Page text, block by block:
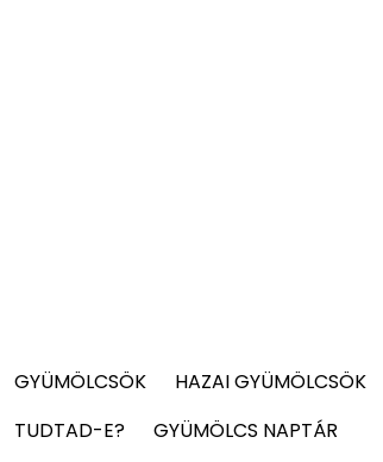
GYÜMÖLCSÖK HAZAI GYÜMÖLCSÖK
TUDTAD-E?
GYÜMÖLCS NAPTÁR